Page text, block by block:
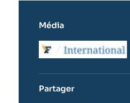
Média
Logo
Partager